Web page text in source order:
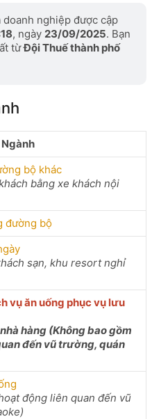
doanh nghiệp được cập
, ngày 23/09/2025. Bạn
từĐội Thuế thành phố
Ngành
bộ khác
bằng xe khách nội
đường bộ
sạn, khu resort nghỉ
vụ ăn uống phục vụ lưu
hàng (Không bao gồm
đến vũ trường, quán
động liên quan đến vũ